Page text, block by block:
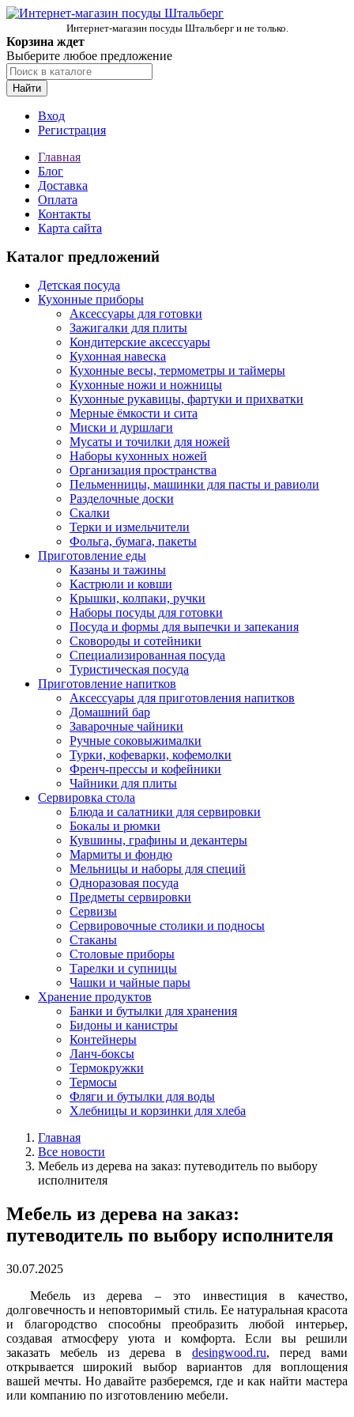
Интернет-магазин посуды Штальберг и не только.
Корзина ждет
Выберите любое предложение
Найти
Вход
Регистрация
Главная
Блог
Доставка
Оплата
Контакты
Карта сайта
Каталог предложений
Детская посуда
Кухонные приборы
Аксессуары для готовки
Зажигалки для плиты
Кондитерские аксессуары
Кухонная навеска
Кухонные весы, термометры и таймеры
Кухонные ножи и ножницы
Кухонные рукавицы, фартуки и прихватки
Мерные ёмкости и сита
Миски и дуршлаги
Мусаты и точилки для ножей
Наборы кухонных ножей
Организация пространства
Пельменницы, машинки для пасты и равиоли
Разделочные доски
Скалки
Терки и измельчители
Фольга, бумага, пакеты
Приготовление еды
Казаны и тажины
Кастрюли и ковши
Крышки, колпаки, ручки
Наборы посуды для готовки
Посуда и формы для выпечки и запекания
Сковороды и сотейники
Специализированная посуда
Туристическая посуда
Приготовление напитков
Аксессуары для приготовления напитков
Домашний бар
Заварочные чайники
Ручные соковыжималки
Турки, кофеварки, кофемолки
Френч-прессы и кофейники
Чайники для плиты
Сервировка стола
Блюда и салатники для сервировки
Бокалы и рюмки
Кувшины, графины и декантеры
Мармиты и фондю
Мельницы и наборы для специй
Одноразовая посуда
Предметы сервировки
Сервизы
Сервировочные столики и подносы
Стаканы
Столовые приборы
Тарелки и супницы
Чашки и чайные пары
Хранение продуктов
Банки и бутылки для хранения
Бидоны и канистры
Контейнеры
Ланч-боксы
Термокружки
Термосы
Фляги и бутылки для воды
Хлебницы и корзинки для хлеба
Главная
Все новости
Мебель из дерева на заказ: путеводитель по выбору
исполнителя
Мебель из дерева на заказ:
путеводитель по выбору исполнителя
30.07.2025
Мебель из дерева – это инвестиция в качество,
долговечность и неповторимый стиль. Ее натуральная красота
и благородство способны преобразить любой интерьер,
создавая атмосферу уюта и комфорта. Если вы решили
заказать мебель из дерева в desingwood.ru, перед вами
открывается широкий выбор вариантов для воплощения
вашей мечты. Но давайте разберемся, где и как найти мастера
или компанию по изготовлению мебели.